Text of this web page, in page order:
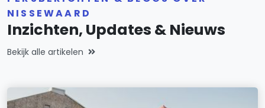
NISSEWAARD
Inzichten, Updates & Nieuws
Bekijk alle artikelen